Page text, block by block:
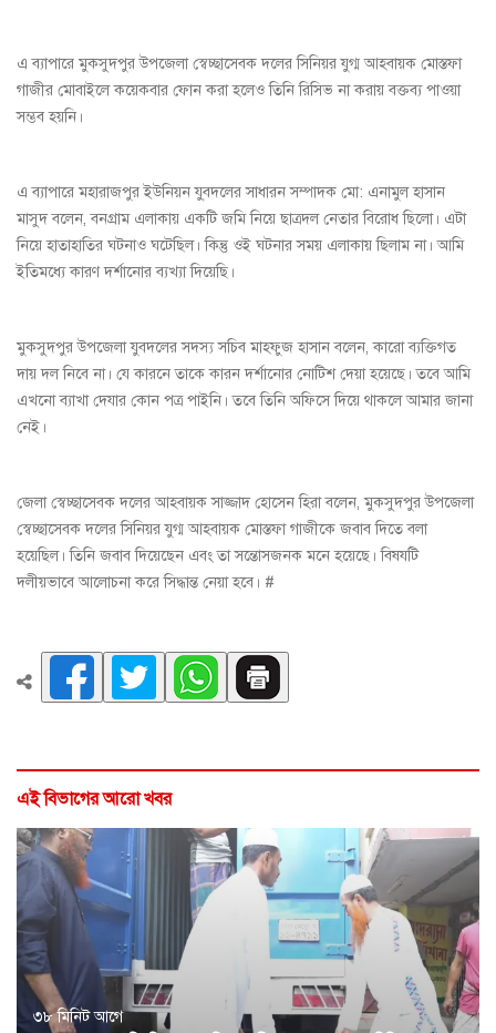
এ ব্যাপারে মুকসুদপুর উপজেলা স্বেচ্ছাসেবক দলের সিনিয়র যুগ্ম আহবায়ক মোস্তফা
গাজীর মোবাইলে কয়েকবার ফোন করা হলেও তিনি রিসিভ না করায় বক্তব্য পাওয়া
সম্ভব হয়নি।
এ ব্যাপারে মহারাজপুর ইউনিয়ন যু্বদলের সাধারন সম্পাদক মো: এনামুল হাসান
মাসুদ বলেন, বনগ্রাম এলাকায় একটি জমি নিয়ে ছাত্রদল নেতার বিরোধ ছিলো। এটা
নিয়ে হাতাহাতির ঘটনাও ঘটেছিল। কিন্তু ওই ঘটনার সময় এলাকায় ছিলাম না। আমি
ইতিমধ্যে কারণ দর্শানোর ব্যখ্যা দিয়েছি।
মুকসুদপুর উপজেলা যুবদলের সদস্য সচিব মাহফুজ হাসান বলেন, কারো ব্যক্তিগত
দায় দল নিবে না। যে কারনে তাকে কারন দর্শানোর নোটিশ দেয়া হয়েছে। তবে আমি
এখনো ব্যাখা দেযার কোন পত্র পাইনি। তবে তিনি অফিসে দিয়ে থাকলে আমার জানা
নেই।
জেলা স্বেচ্ছাসেবক দলের আহবায়ক সাজ্জাদ হোসেন হিরা বলেন, মুকসুদপুর উপজেলা
স্বেচ্ছাসেবক দলের সিনিয়র যুগ্ম আহবায়ক মোস্তফা গাজীকে জবাব দিতে বলা
হয়েছিল। তিনি জবাব দিয়েছেন এবং তা সন্তোসজনক মনে হয়েছে। বিষযটি
দলীয়ভাবে আলোচনা করে সিদ্ধান্ত নেয়া হবে। #
এই বিভাগের আরো খবর
৩৮ মিনিট আগে